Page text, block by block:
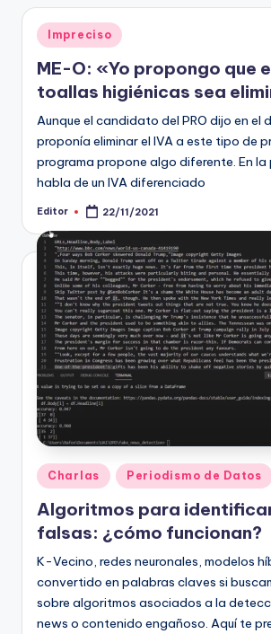
Publicado
en
Impreciso
ME-O: «Yo propongo que
toallas higiénicas sea
Aunque el candidato del PRO dijo en el
proponía eliminar el IVA a este tipo de
programa propone algo diferente. En
habla de un IVA diferenciado
Publicado
Editor 22/11/2021
Publicado
en
Charlas Periodismo de Datos
Algoritmos para
falsas: ¿cómo funcionan?
K-Vecino, redes neuronales, modelos
convertido en palabras claves si
sobre algoritmos asociados a la
news o contenido engañoso. Aquí te